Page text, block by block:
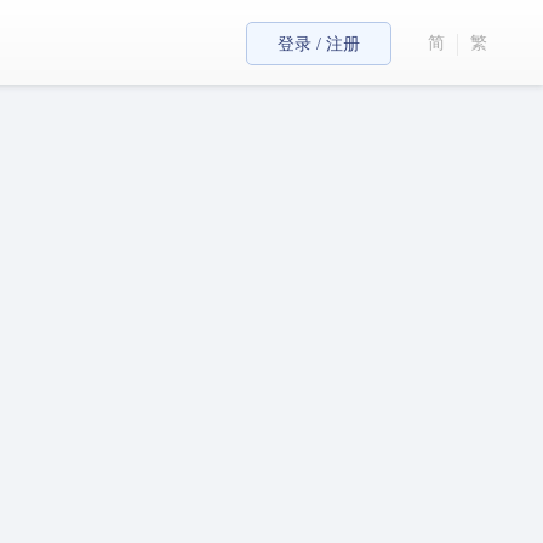
登录 / 注册 简 繁